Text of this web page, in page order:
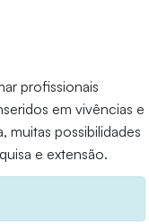
profissionais
em vivências e
muitas possibilidades
e extensão.